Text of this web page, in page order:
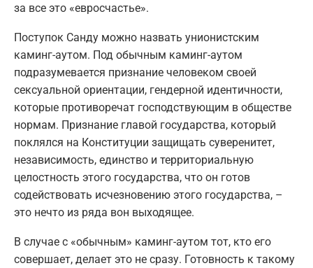
за все это «евросчастье».
Поступок Санду можно назвать унионистским
каминг-аутом. Под обычным каминг-аутом
подразумевается признание человеком своей
сексуальной ориентации, гендерной идентичности,
которые противоречат господствующим в обществе
нормам. Признание главой государства, который
поклялся на Конституции защищать суверенитет,
независимость, единство и территориальную
целостность этого государства, что он готов
содействовать исчезновению этого государства, –
это нечто из ряда вон выходящее.
В случае с «обычным» каминг-аутом тот, кто его
совершает, делает это не сразу. Готовность к такому